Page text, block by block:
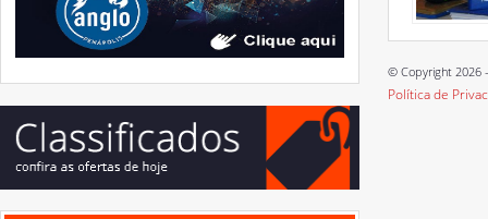
© Copyright 2026
Política de